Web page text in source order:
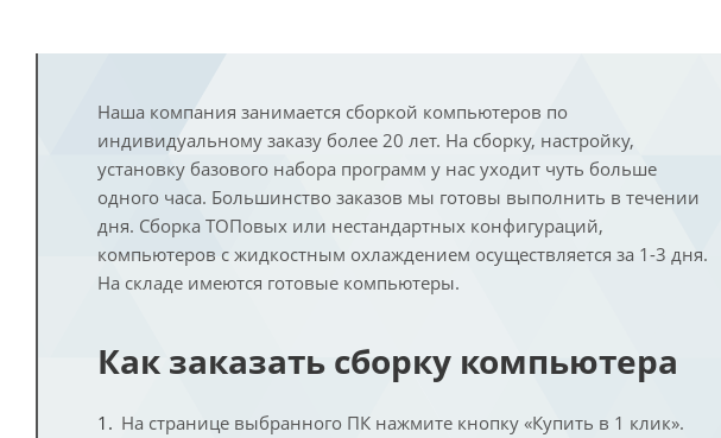
Наша компания занимается сборкой компьютеров по
индивидуальному заказу более 20 лет. На сборку, настройку,
установку базового набора программ у нас уходит чуть больше
одного часа. Большинство заказов мы готовы выполнить в течении
дня. Сборка ТОПовых или нестандартных конфигураций,
компьютеров с жидкостным охлаждением осуществляется за 1-3 дня.
На складе имеются готовые компьютеры.
Как заказать сборку компьютера
На странице выбранного ПК нажмите кнопку «Купить в 1 клик».